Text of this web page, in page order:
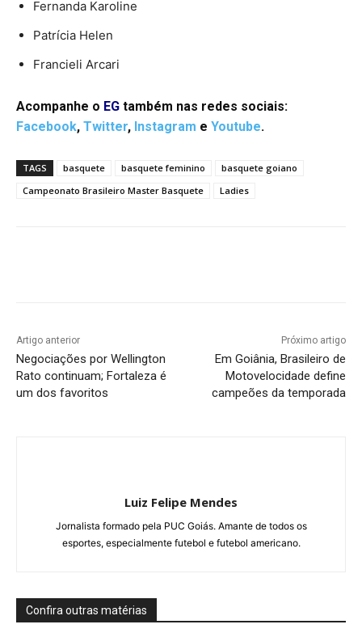
Fernanda Karoline
Patrícia Helen
Francieli Arcari
Acompanhe o EG também nas redes sociais:
Facebook, Twitter, Instagram e Youtube.
TAGS basquete basquete feminino
basquete goiano
Campeonato Brasileiro Master Basquete
Ladies
Artigo anterior
Negociações por Wellington
Rato continuam; Fortaleza é
um dos favoritos
Próximo artigo
Em Goiânia, Brasileiro de
Motovelocidade define
campeões da temporada
Luiz Felipe Mendes
Jornalista formado pela PUC Goiás. Amante de todos os
esportes, especialmente futebol e futebol americano.
Confira outras matérias